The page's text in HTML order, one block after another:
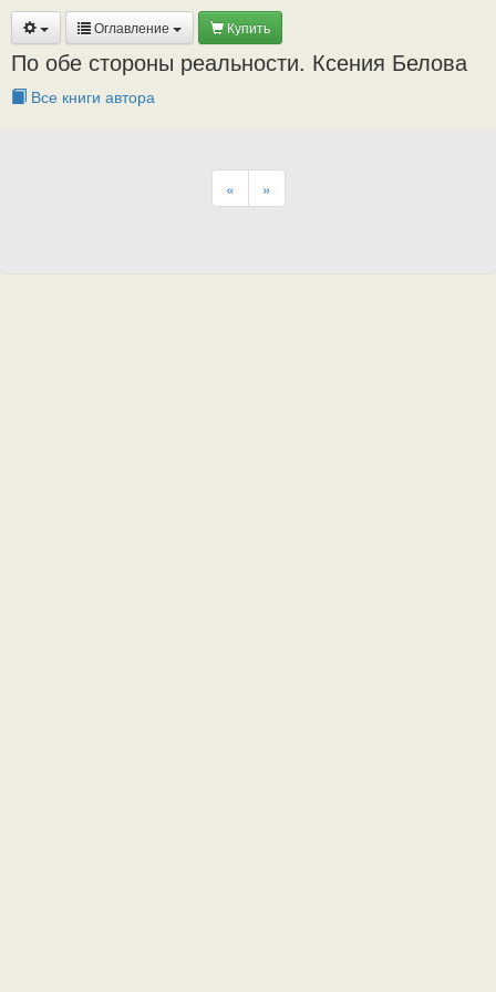
Оглавление Купить
По обе стороны реальности. Ксения Белова
Все книги автора
« »